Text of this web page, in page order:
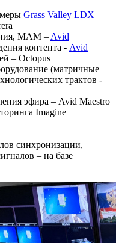
Grass Valley LDX
MAM – Avid
контента - Avid
– Octopus
(матричные
трактов -
эфира – Avid Maestro
Imagine
синхронизации,
– на базе